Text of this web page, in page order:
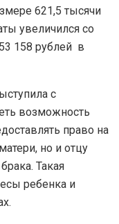
621,5 тысячи
увеличился со
158 рублей в
с
возможность
право на
но и отцу
Такая
ребенка и